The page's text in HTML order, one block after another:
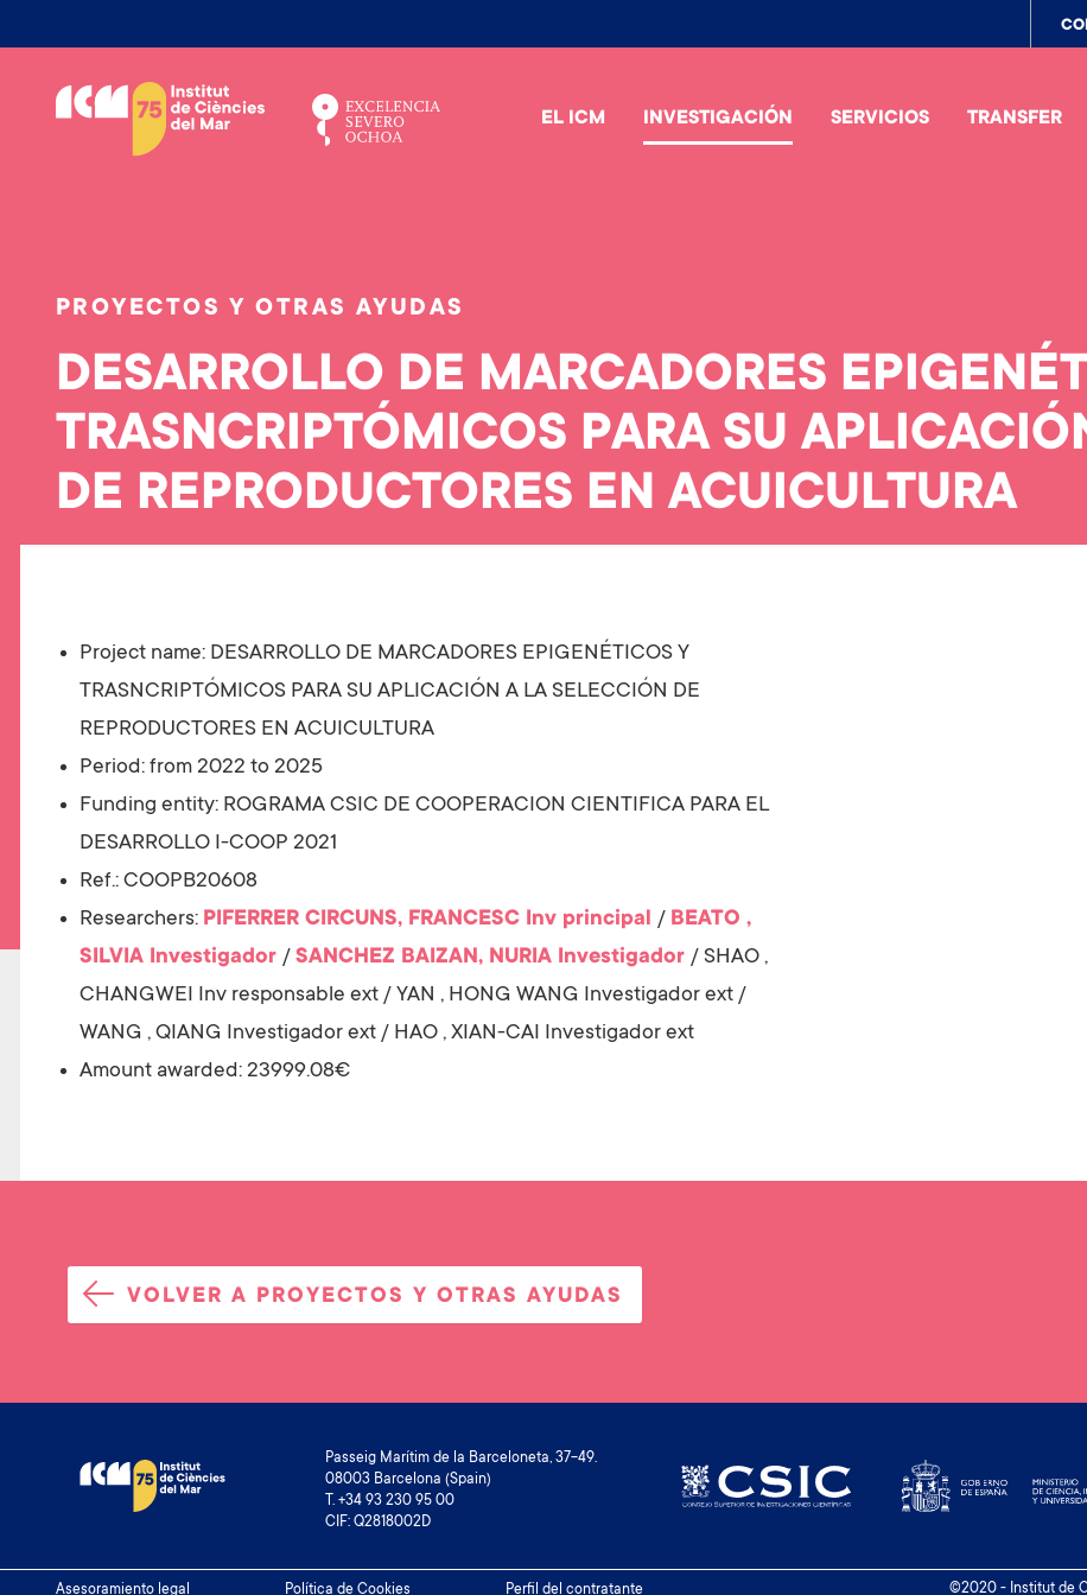
k
Top
EL ICM INVESTIGACIÓN SERVICIOS TRANSFER
PROYECTOS Y OTRAS AYUDAS
DESARROLLO DE MARCADORES
TRASNCRIPTÓMICOS PARA SU
DE REPRODUCTORES EN ACUICULTURA
Project name: DESARROLLO DE MARCADORES EPIGENÉTICOS Y
TRASNCRIPTÓMICOS PARA SU APLICACIÓN A LA SELECCIÓN DE
REPRODUCTORES EN ACUICULTURA
Period: from 2022 to 2025
Funding entity: ROGRAMA CSIC DE COOPERACION CIENTIFICA PARA EL
DESARROLLO I-COOP 2021
Ref.: COOPB20608
Researchers: PIFERRER CIRCUNS, FRANCESC Inv principal / BEATO ,
SILVIA Investigador / SANCHEZ BAIZAN, NURIA Investigador / SHAO ,
CHANGWEI Inv responsable ext / YAN , HONG WANG Investigador ext /
WANG , QIANG Investigador ext / HAO , XIAN-CAI Investigador ext
Amount awarded: 23999.08€
VOLVER A PROYECTOS Y OTRAS AYUDAS
Passeig Marítim de la Barceloneta, 37-49.
08003 Barcelona (Spain)
T. +34 93 230 95 00
CIF: Q2818002D
Asesoramiento legal Política de Cookies Perfil del contratante ©2020 - Institut de